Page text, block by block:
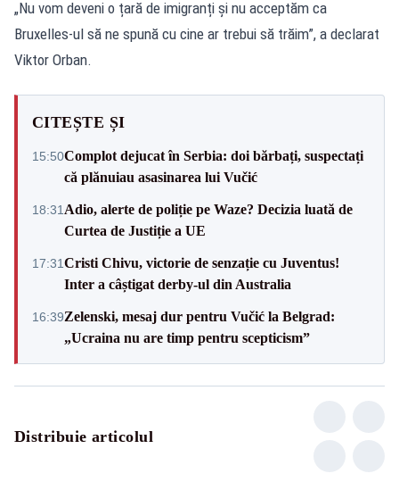
„Nu vom deveni o țară de imigranți și nu acceptăm ca
Bruxelles-ul să ne spună cu cine ar trebui să trăim”, a declarat
Viktor Orban.
CITEȘTE ȘI
15:50Complot dejucat în Serbia: doi bărbați, suspectați
că plănuiau asasinarea lui Vučić
18:31 Adio, alerte de poliție pe Waze? Decizia luată de
Curtea de Justiție a UE
17:31Cristi Chivu, victorie de senzație cu Juventus!
Inter a câștigat derby-ul din Australia
16:39Zelenski, mesaj dur pentru Vučić la Belgrad:
„Ucraina nu are timp pentru scepticism”
Distribuie articolul